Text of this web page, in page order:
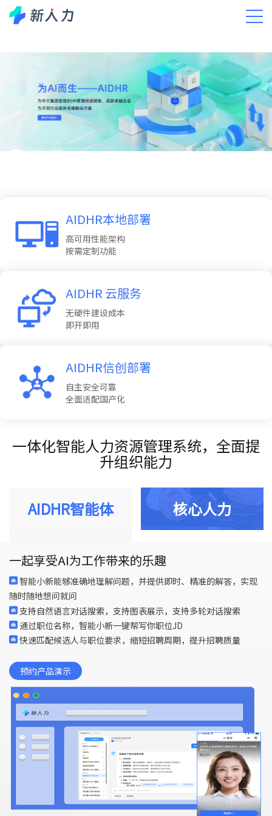
AIDHR本地部署
高可用性能架构
按需定制功能
AIDHR 云服务
无硬件建设成本
即开即用
AIDHR信创部署
自主安全可靠
全面适配国产化
一体化智能人力资源管理系统，全面提
升组织能力
AIDHR智能体 核心人力
一起享受AI为工作带来的乐趣
智能小新能够准确地理解问题，并提供即时、精准的解答，实现
随时随地想问就问
支持自然语言对话搜索，支持图表展示，支持多轮对话搜索
通过职位名称， 智能小新一键帮写你职位JD
快速匹配候选人与职位要求，缩短招聘周期，提升招聘质量
预约产品演示
包括人力规划/人员管理/合同管理/考勤管理/薪酬管理/保险福利
多层级多种组织机构，满足集团统一管控
灵活制定虚拟组织，方便临时管理需求
随时查看岗位信息图表，快速了解超缺编情况
勤信息
多规则自动计算薪酬，一键报税，实时同步人员变动、个人专项
变动及上报核对，确保薪酬公平合理
包括招聘管理/绩效管理/培训管理
一键发布，自动筛选海量简历，精准匹配优质人才
对招聘数据沉淀分析，释放招聘数据价值
提供多方法、多指标、多层次的全方位绩效考核体系，支持
推动战略性绩效考核体系落地，对绩效过程全面掌控
快速搭建企业培训学习平台，推动企业向学习型组织变革
包括胜任力管理/继任发展管理
核心能力与岗位需求的匹配度，确保人岗适配
通过持续评估和发展员工能力，提升组织整体绩效和竞争力
系统化的培养计划，保障组织未来领导力和业务发展的可持续性
包括干部管理/民主测评/证照管理/职称评审/任职资格/党建管理
通过全生命周期数字化管理、胜任力模型评估与任免流程智能监
控，实现干部选拔、培养、考核与调配的科学化与规范化，强化组
织梯队建设与战略人才储备
的民意参考
通过电子化存档、智能效期预警与权限分级管控保证关键证照的
全生命周期合规管理，杜绝风险
职称申报、评审与认定的全流程线上管理，确保评审工作高效、
公平、可追溯